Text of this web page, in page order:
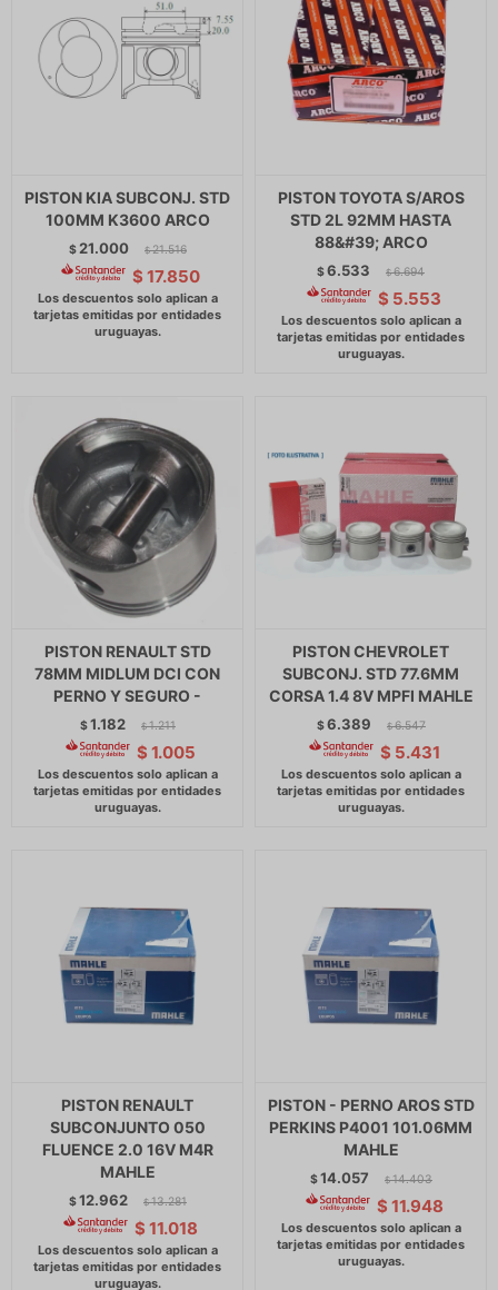
PISTON KIA SUBCONJ. STD
100MM K3600 ARCO
$ 21.000 $ 21.516
$ 17.850
PISTON TOYOTA S/AROS
STD 2L 92MM HASTA
88&#39; ARCO
$6.533 $ 6.694
$ 5.553
PISTON RENAULT STD
78MM MIDLUM DCI CON
PERNO Y SEGURO -
$1.182 $ 1.211
$ 1.005
PISTON CHEVROLET
SUBCONJ. STD 77.6MM
CORSA 1.4 8V MPFI MAHLE
$6.389 $ 6.547
$ 5.431
PISTON RENAULT
SUBCONJUNTO 050
FLUENCE 2.0 16V M4R
MAHLE
$12.962 $ 13.281
$ 11.018
PISTON - PERNO AROS STD
PERKINS P4001 101.06MM
MAHLE
$14.057 $ 14.403
$ 11.948